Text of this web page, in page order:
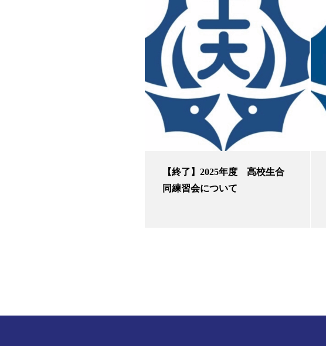
【終了】2025年度 高校生合
同練習会について